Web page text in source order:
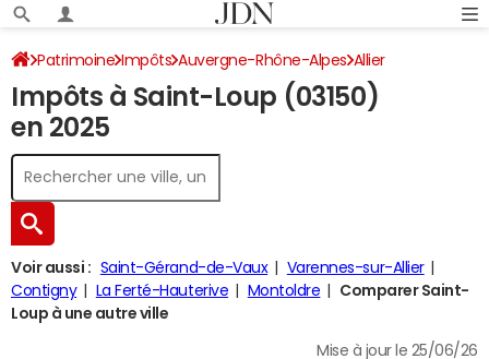
Patrimoine Impôts Auvergne-Rhône-Alpes Allier
Saint-Loup Impôt sur le revenu
Impôts à Saint-Loup (03150)
en 2025
Voir aussi : Saint-Gérand-de-Vaux
Varennes-sur-Allier
Contigny
La Ferté-Hauterive Montoldre
Comparer Saint-
Loup à une autre ville
Mise à jour le 25/06/26